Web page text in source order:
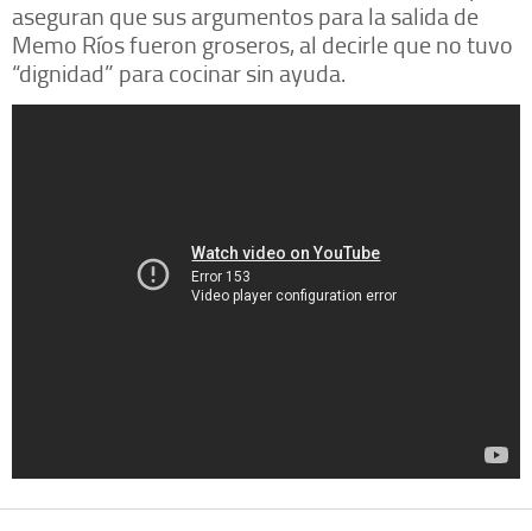
aseguran que sus argumentos para la salida de
Memo Ríos fueron groseros, al decirle que no tuvo
“dignidad” para cocinar sin ayuda.